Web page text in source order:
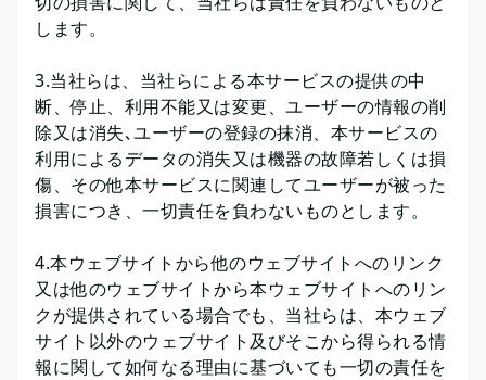
します。
3.当社らは、当社らによる本サービスの提供の中
断、停止、利用不能又は変更、ユーザーの情報の削
除又は消失､ユーザーの登録の抹消、本サービスの
利用によるデータの消失又は機器の故障若しくは損
傷、その他本サービスに関連してユーザーが被った
損害につき、一切責任を負わないものとします。
4.本ウェブサイトから他のウェブサイトへのリンク
又は他のウェブサイトから本ウェブサイトへのリン
クが提供されている場合でも、当社らは、本ウェブ
サイト以外のウェブサイト及びそこから得られる情
報に関して如何なる理由に基づいても一切の責任を